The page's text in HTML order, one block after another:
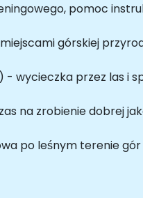
pomoc
górskiej
- wycieczka przez las i
na zrobienie dobrej
po leśnym terenie